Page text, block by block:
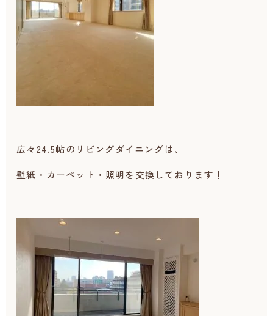
広々24.5帖のリビングダイニングは、
壁紙・カーペット・照明を交換しております！